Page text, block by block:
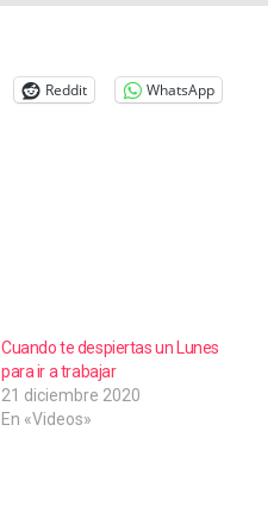
Reddit WhatsApp
Cuando te despiertas un Lunes
para ir a trabajar
21 diciembre 2020
En «Videos»